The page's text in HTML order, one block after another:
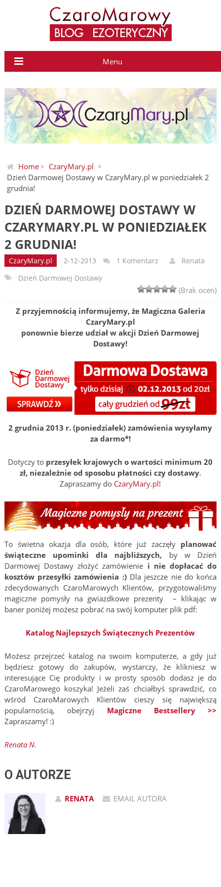
Menu
Home
CzaryMary.pl
Dzień Darmowej Dostawy w CzaryMary.pl w poniedziałek 2
grudnia!
DZIEŃ DARMOWEJ DOSTAWY W
CZARYMARY.PL W PONIEDZIAŁEK
2 GRUDNIA!
CzaryMary.pl 2-12-2013 1 Komentarz
Renata
Dzień Darmowej Dostawy
(Brak ocen)
Z przyjemnością informujemy, że Magiczna Galeria
CzaryMary.pl
ponownie bierze udział w akcji Dzień Darmowej
Dostawy!
2 grudnia 2013 r. (poniedziałek) zamówienia wysyłamy
za darmo*!
Dotyczy to przesyłek krajowych o wartości minimum 20
zł, niezależnie od sposobu płatności czy dostawy.
Zapraszamy do CzaryMary.pl!
To świetna okazja dla osób, które już zaczęły planować
świąteczne upominki dla najbliższych, by w Dzień
Darmowej Dostawy złożyć zamówienie i nie dopłacać do
kosztów przesyłki zamówienia :)Dla jeszcze nie do końca
zdecydowanych CzaroMarowych Klientów, przygotowaliśmy
magiczne pomysły na gwiazdkowe prezenty – klikając w
baner poniżej możesz pobrać na swój komputer plik pdf:
Katalog Najlepszych Świątecznych Prezentów
Możesz przejrzeć katalog na swoim komputerze, a gdy już
będziesz gotowy do zakupów, wystarczy, że klikniesz w
interesujące Cię produkty i w prosty sposób dodasz je do
CzaroMarowego koszyka! Jeżeli zaś chciałbyś sprawdzić, co
wśród CzaroMarowych Klientów cieszy się największą
popularnością, obejrzyj Magiczne Bestsellery >>
Zapraszamy! :)
Renata N.
O AUTORZE
RENATA EMAIL AUTORA